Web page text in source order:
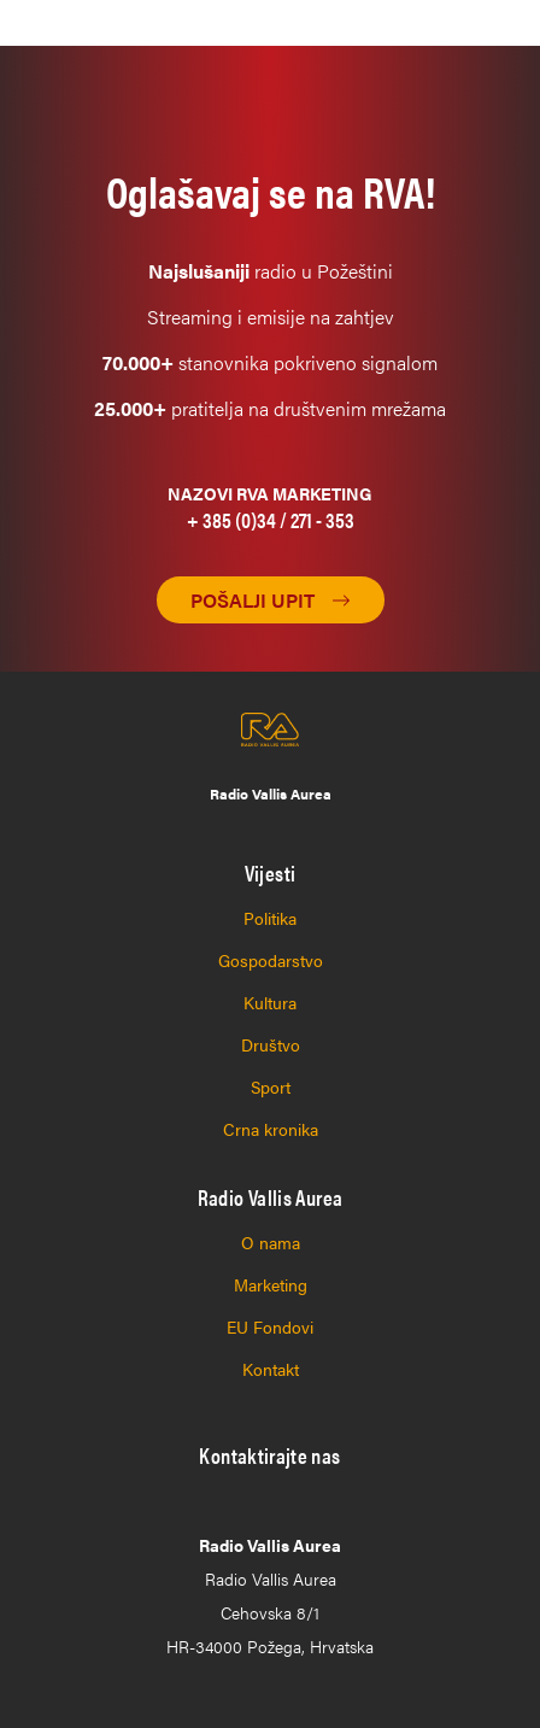
Oglašavaj se na RVA!
Najslušanijiradio u Požeštini
Streaming i emisije na zahtjev
70.000+stanovnika pokriveno signalom
25.000+ pratitelja na društvenim mrežama
NAZOVI RVA MARKETING
+ 385 (0)34 / 271 - 353
POŠALJI UPIT
Radio Vallis Aurea
Vijesti
Politika
Gospodarstvo
Kultura
Društvo
Sport
Crna kronika
Radio Vallis Aurea
O nama
Marketing
EU Fondovi
Kontakt
Kontaktirajte nas
Radio Vallis Aurea
Radio Vallis Aurea
Cehovska 8/1
HR-34000 Požega, Hrvatska